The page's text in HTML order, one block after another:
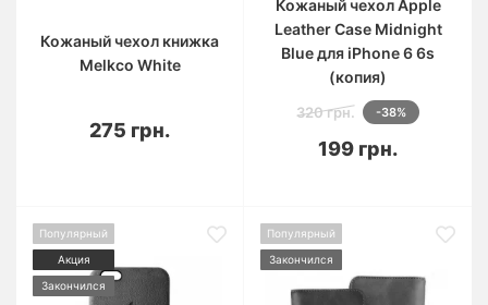
Кожаный чехол книжка
Melkco White
275 грн.
Кожаный чехол Apple
Leather Case Midnight
Blue для iPhone 6 6s
(копия)
320 грн. -38%
199 грн.
Популярный
Акция
Закончился
Популярный
Закончился